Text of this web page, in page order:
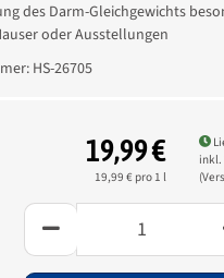
des Darm-Gleichgewichts
oder Ausstellungen
HS-26705
19,99 €
19,99 € pro 1 l
inkl.